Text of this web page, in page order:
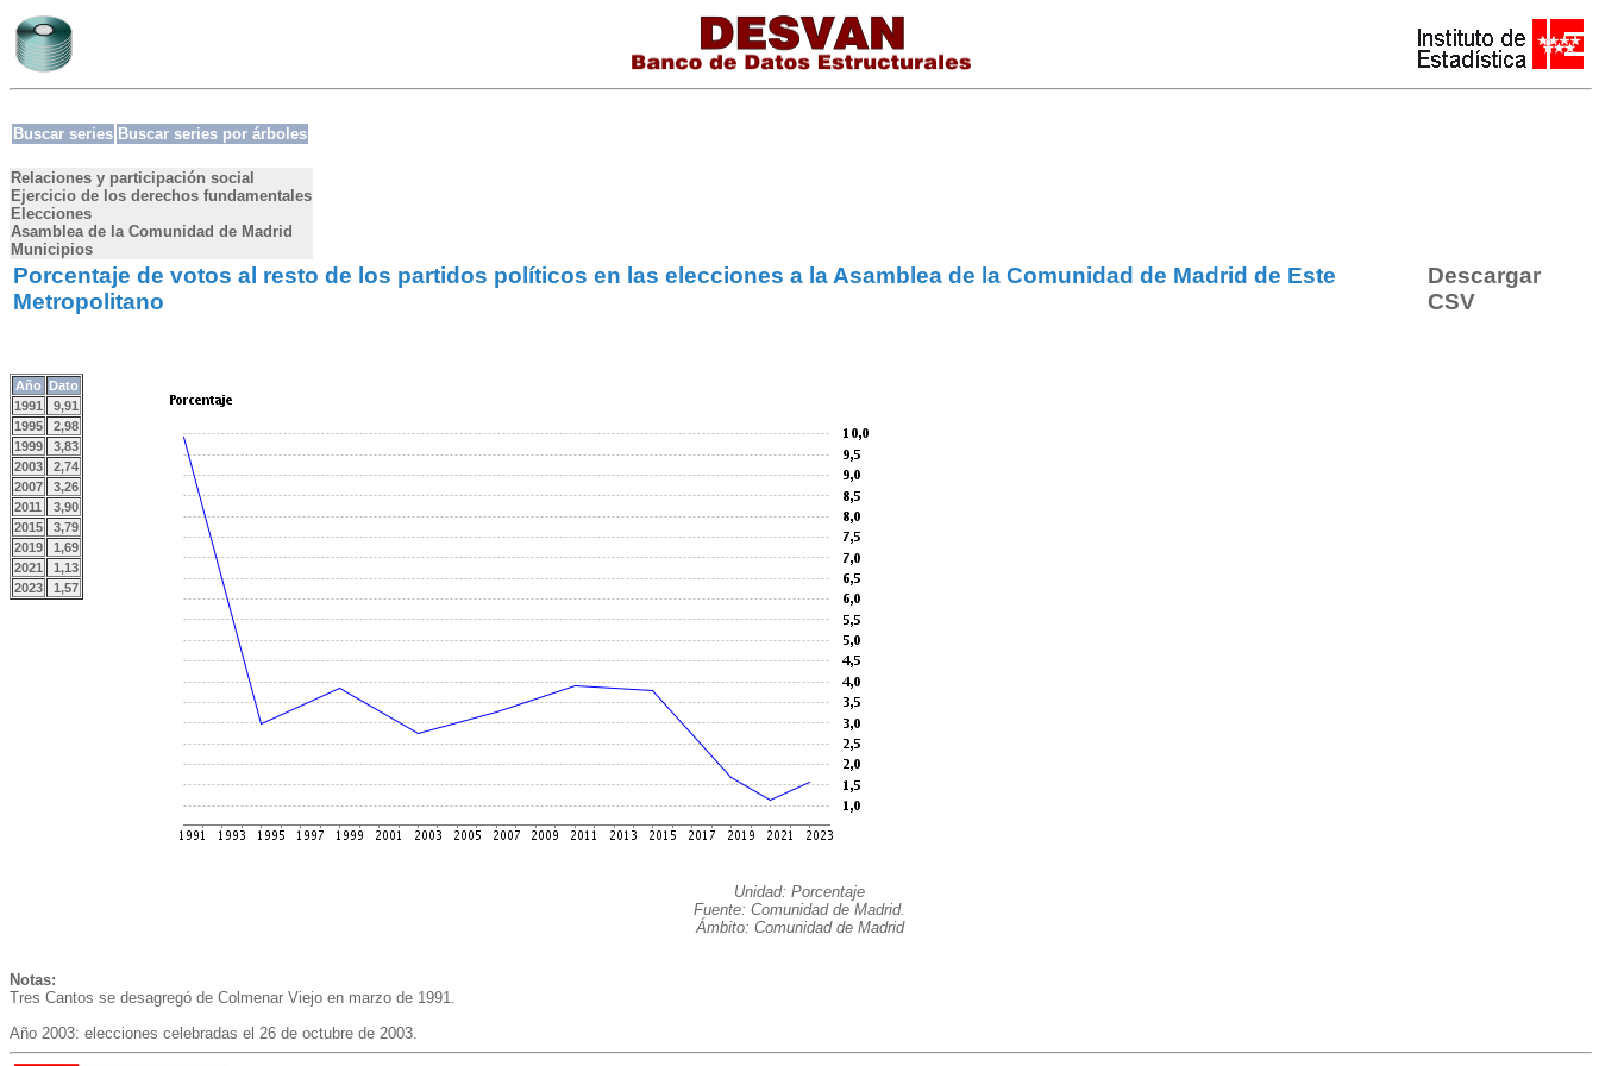
Buscar series Buscar series por árboles
Relaciones y participación social
Ejercicio de los derechos fundamentales
Elecciones
Asamblea de la Comunidad de Madrid
Municipios
Porcentaje de votos al resto de los partidos políticos en las elecciones a la Asamblea de la Comunidad de Madrid de Este
Metropolitano
Descargar
CSV
Año Dato
1991
9,91
1995
2,98
1999
3,83
2003
2,74
2007
3,26
2011
3,90
2015
3,79
2019
1,69
2021
1,13
2023
1,57
Unidad: Porcentaje
Fuente: Comunidad de Madrid.
Ámbito: Comunidad de Madrid
Notas:
Tres Cantos se desagregó de Colmenar Viejo en marzo de 1991.
Año 2003: elecciones celebradas el 26 de octubre de 2003.